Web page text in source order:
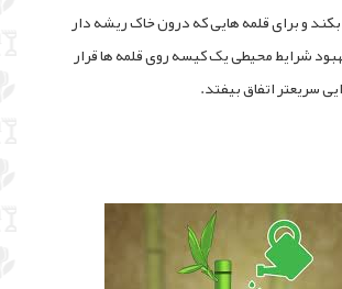
و برای قلمه هایی که درون خاک ریشه دار
شرایط محیطی یک کیسه روی قلمه ها قرار
سریعتر اتفاق بیفتد.